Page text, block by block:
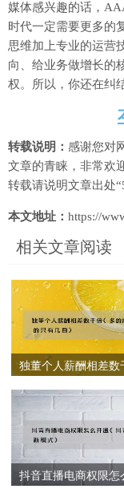
媒体感兴趣的话，
时代一定需要更多的
思维加上专业的运营
向、给业务做增长的
权。所以，你还在纠
转载说明： 感谢您对
文章的青睐，非常欢
转载请说明文章出处
本文地址： https://
相关文章阅读
独董个人薪酬相差数
抖音直播电商权限怎